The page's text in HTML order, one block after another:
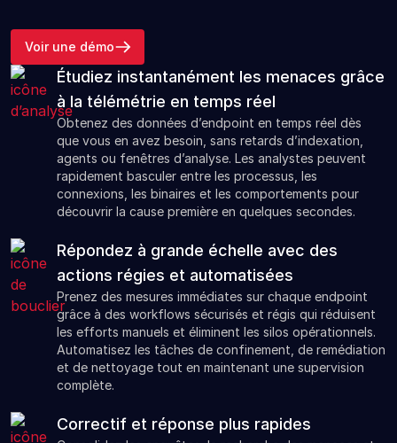
Voir une démo
Étudiez instantanément les menaces grâce
à la télémétrie en temps réel
Obtenez des données d’endpoint en temps réel dès
que vous en avez besoin, sans retards d’indexation,
agents ou fenêtres d’analyse. Les analystes peuvent
rapidement basculer entre les processus, les
connexions, les binaires et les comportements pour
découvrir la cause première en quelques secondes.
Répondez à grande échelle avec des
actions régies et automatisées
Prenez des mesures immédiates sur chaque endpoint
grâce à des workflows sécurisés et régis qui réduisent
les efforts manuels et éliminent les silos opérationnels.
Automatisez les tâches de confinement, de remédiation
et de nettoyage tout en maintenant une supervision
complète.
Correctif et réponse plus rapides